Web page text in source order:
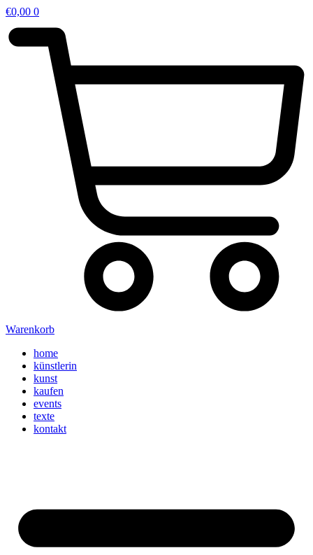
€0,00 0
Warenkorb
home
künstlerin
kunst
kaufen
events
texte
kontakt